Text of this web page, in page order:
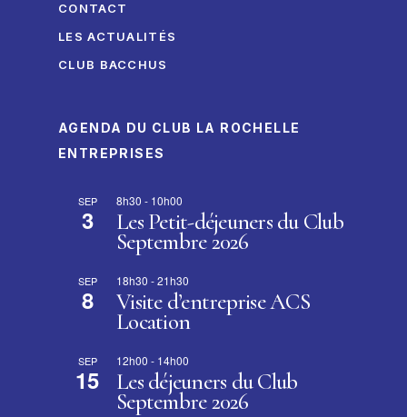
CONTACT
LES ACTUALITÉS
CLUB BACCHUS
AGENDA DU CLUB LA ROCHELLE
ENTREPRISES
SEP
3
8h30 - 10h00
Les Petit-déjeuners du Club
Septembre 2026
SEP
8
18h30 -21h30
Visite d’entreprise ACS
Location
SEP
15
12h00 - 14h00
Les déjeuners du Club
Septembre 2026